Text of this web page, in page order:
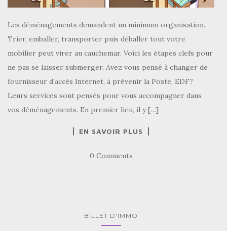
Les déménagements demandent un minimum organisation.
Trier, emballer, transporter puis déballer tout votre
mobilier peut virer au cauchemar. Voici les étapes clefs pour
ne pas se laisser submerger. Avez vous pensé à changer de
fournisseur d’accès Internet, à prévenir la Poste, EDF?
Leurs services sont pensés pour vous accompagner dans
vos déménagements. En premier lieu, il y […]
EN SAVOIR PLUS
0 Comments
BILLET D'IMMO